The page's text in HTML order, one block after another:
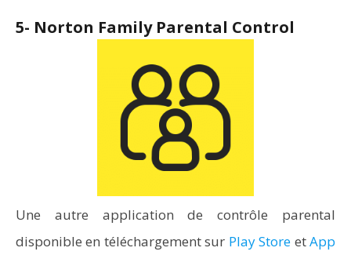
5- Norton Family Parental Control
Une autre application de contrôle parental
disponible en téléchargement sur Play Store etApp